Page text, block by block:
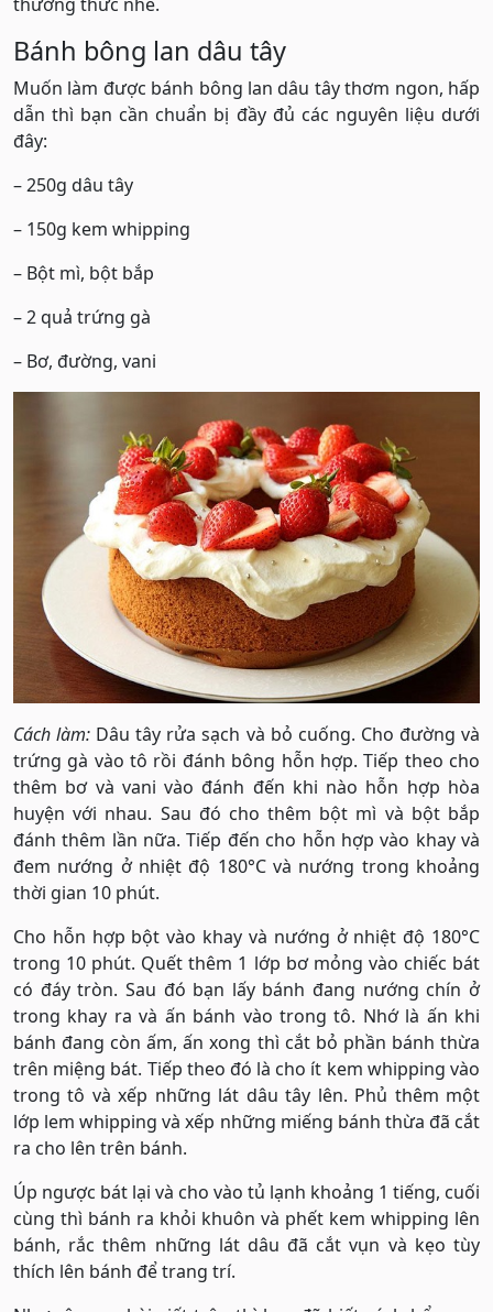
Bánh bông lan dâu tây
Muốn làm được bánh bông lan dâu tây thơm ngon, hấp
dẫn thì bạn cần chuẩn bị đầy đủ các nguyên liệu dưới
đây:
– 250g dâu tây
– 150g kem whipping
– Bột mì, bột bắp
– 2 quả trứng gà
– Bơ, đường, vani
Cách làm: Dâu tây rửa sạch và bỏ cuống. Cho đường và
trứng gà vào tô rồi đánh bông hỗn hợp. Tiếp theo cho
thêm bơ và vani vào đánh đến khi nào hỗn hợp hòa
huyện với nhau. Sau đó cho thêm bột mì và bột bắp
đánh thêm lần nữa. Tiếp đến cho hỗn hợp vào khay và
đem nướng ở nhiệt độ 180°C và nướng trong khoảng
thời gian 10 phút.
Cho hỗn hợp bột vào khay và nướng ở nhiệt độ 180°C
trong 10 phút. Quết thêm 1 lớp bơ mỏng vào chiếc bát
có đáy tròn. Sau đó bạn lấy bánh đang nướng chín ở
trong khay ra và ấn bánh vào trong tô. Nhớ là ấn khi
bánh đang còn ấm, ấn xong thì cắt bỏ phần bánh thừa
trên miệng bát. Tiếp theo đó là cho ít kem whipping vào
trong tô và xếp những lát dâu tây lên. Phủ thêm một
lớp lem whipping và xếp những miếng bánh thừa đã cắt
ra cho lên trên bánh.
Úp ngược bát lại và cho vào tủ lạnh khoảng 1 tiếng, cuối
cùng thì bánh ra khỏi khuôn và phết kem whipping lên
bánh, rắc thêm những lát dâu đã cắt vụn và kẹo tùy
thích lên bánh để trang trí.